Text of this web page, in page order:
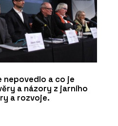
nepovedlo a co je
a názory z jarního
a rozvoje.